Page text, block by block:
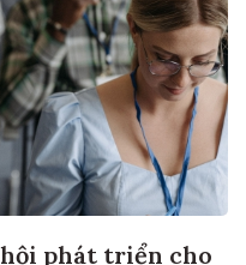
hội phát triển cho